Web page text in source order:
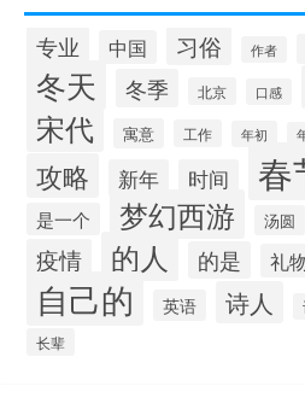
专业 中国 习俗 作者
冬天 冬季 北京 口感
宋代 寓意 工作 年初
攻略 新年 时间 春
是一个 梦幻西游 汤圆
疫情 的人 的是 礼
自己的 英语 诗人
长辈